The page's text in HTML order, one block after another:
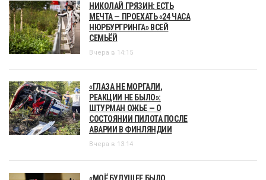
НИКОЛАЙ ГРЯЗИН: ЕСТЬ
МЕЧТА — ПРОЕХАТЬ «24 ЧАСА
НЮРБУРГРИНГА» ВСЕЙ
СЕМЬЁЙ
Вчера в 14:15
«ГЛАЗА НЕ МОРГАЛИ,
РЕАКЦИИ НЕ БЫЛО»:
ШТУРМАН ОЖЬЕ — О
СОСТОЯНИИ ПИЛОТА ПОСЛЕ
АВАРИИ В ФИНЛЯНДИИ
Вчера в 13:14